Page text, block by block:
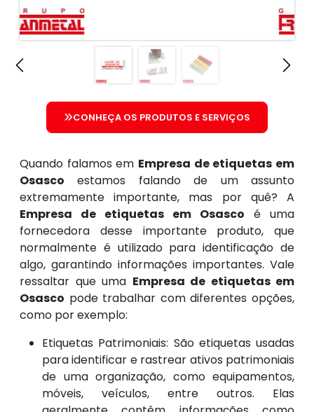
Quando falamos em Empresa de etiquetas em
Osasco estamos falando de um assunto
extremamente importante, mas por quê? A
Empresa de etiquetas em Osasco é uma
fornecedora desse importante produto, que
normalmente é utilizado para identificação de
algo, garantindo informações importantes. Vale
ressaltar que uma Empresa de etiquetas em
Osasco pode trabalhar com diferentes opções,
como por exemplo:
Etiquetas Patrimoniais: São etiquetas usadas
para identificar e rastrear ativos patrimoniais
de uma organização, como equipamentos,
móveis, veículos, entre outros. Elas
CONHEÇA OS PRODUTOS E SERVIÇOS